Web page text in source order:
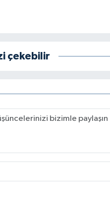
çekebilir